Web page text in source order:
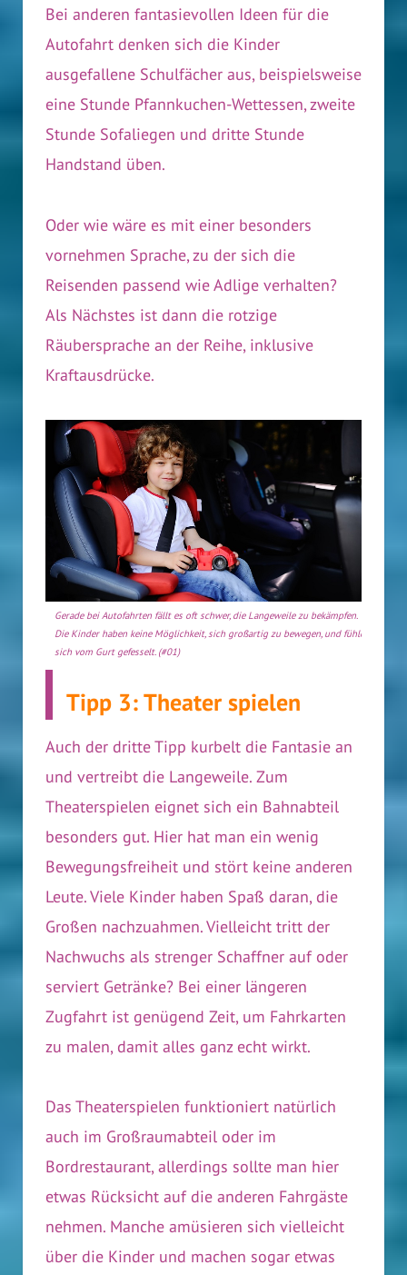
Bei anderen fantasievollen Ideen für die
Autofahrt denken sich die Kinder
ausgefallene Schulfächer aus, beispielsweise
eine Stunde Pfannkuchen-Wettessen, zweite
Stunde Sofaliegen und dritte Stunde
Handstand üben.
Oder wie wäre es mit einer besonders
vornehmen Sprache, zu der sich die
Reisenden passend wie Adlige verhalten?
Als Nächstes ist dann die rotzige
Räubersprache an der Reihe, inklusive
Kraftausdrücke.
Gerade bei Autofahrten fällt es oft schwer, die Langeweile zu bekämpfen.
Die Kinder haben keine Möglichkeit, sich großartig zu bewegen, und fühlen
sich vom Gurt gefesselt. (#01)
Tipp 3: Theater spielen
Auch der dritte Tipp kurbelt die Fantasie an
und vertreibt die Langeweile. Zum
Theaterspielen eignet sich ein Bahnabteil
besonders gut. Hier hat man ein wenig
Bewegungsfreiheit und stört keine anderen
Leute. Viele Kinder haben Spaß daran, die
Großen nachzuahmen. Vielleicht tritt der
Nachwuchs als strenger Schaffner auf oder
serviert Getränke? Bei einer längeren
Zugfahrt ist genügend Zeit, um Fahrkarten
zu malen, damit alles ganz echt wirkt.
Das Theaterspielen funktioniert natürlich
auch im Großraumabteil oder im
Bordrestaurant, allerdings sollte man hier
etwas Rücksicht auf die anderen Fahrgäste
nehmen. Manche amüsieren sich vielleicht
über die Kinder und machen sogar etwas